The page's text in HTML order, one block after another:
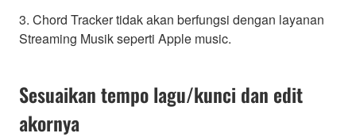
3. Chord Tracker tidak akan berfungsi dengan layanan
Streaming Musik seperti Apple music.
Sesuaikan tempo lagu/kunci dan edit
akornya